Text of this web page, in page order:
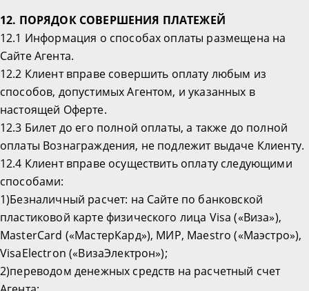
12. ПОРЯДОК СОВЕРШЕНИЯ ПЛАТЕЖЕЙ
12.1 Информация о способах оплаты размещена на
Сайте Агента.
12.2 Клиент вправе совершить оплату любым из
способов, допустимых Агентом, и указанных в
настоящей Оферте.
12.3 Билет до его полной оплаты, а также до полной
оплаты Вознаграждения, не подлежит выдаче Клиенту.
12.4 Клиент вправе осуществить оплату следующими
способами:
1)Безналичный расчет: на Сайте по банковской
пластиковой карте физического лица Visa («Виза»),
MasterCard («МастерКард»), МИР, Maestro («Маэстро»),
VisaElectron («ВизаЭлектрон»);
2)переводом денежных средств на расчетный счет